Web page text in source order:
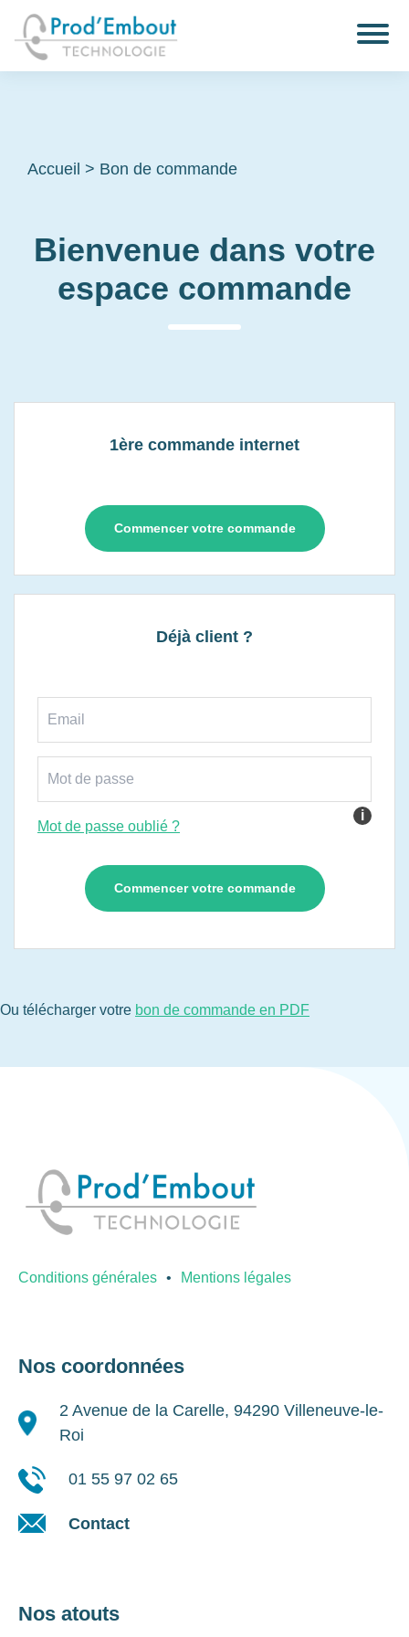
Accueil > Bon de commande
Bienvenue dans votre
espace commande
1ère commande internet
Commencer votre commande
Déjà client ?
i
Mot de passe oublié ?
Ou télécharger votre bon de commande en PDF
Conditions générales Mentions légales
Nos coordonnées
2 Avenue de la Carelle, 94290 Villeneuve-le-
Roi
01 55 97 02 65
Contact
Nos atouts